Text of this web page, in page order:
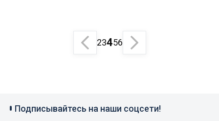
23456
Подписывайтесь на наши соцсети!